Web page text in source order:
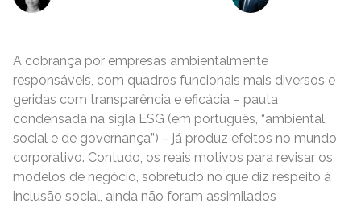
A cobrança por empresas ambientalmente
responsáveis, com quadros funcionais mais diversos e
geridas com transparência e eficácia – pauta
condensada na sigla ESG (em português, “ambiental,
social e de governança”) – já produz efeitos no mundo
corporativo. Contudo, os reais motivos para revisar os
modelos de negócio, sobretudo no que diz respeito à
inclusão social, ainda não foram assimilados